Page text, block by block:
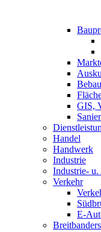
GIS,
Handel
Handwerk
Industrie
Industrie- u.
Verkehr
E-